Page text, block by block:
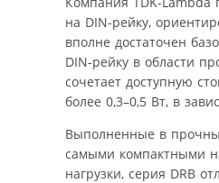
на DIN-рейку,
вполне достаточен
DIN-рейку в области
сочетает доступную
более 0,3–0,5 Вт, в
Выполненные в
самыми компактными
нагрузки, серия DRB